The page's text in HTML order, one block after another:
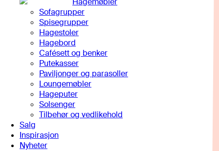
Sofagrupper
Spisegrupper
Hagestoler
Hagebord
Cafésett og benker
Putekasser
Paviljonger og parasoller
Loungemøbler
Hageputer
Solsenger
Tilbehør og vedlikehold
Salg
Inspirasjon
Nyheter